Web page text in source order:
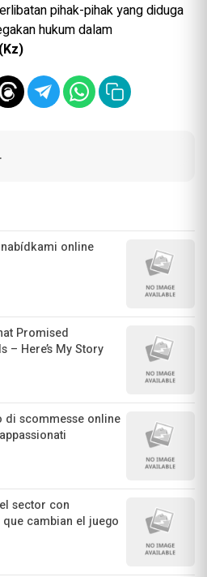
pihak-pihak yang diduga
hukum dalam
(Kz)
online
Promised
– Here’s My Story
di scommesse online
sector con
cambian el juego